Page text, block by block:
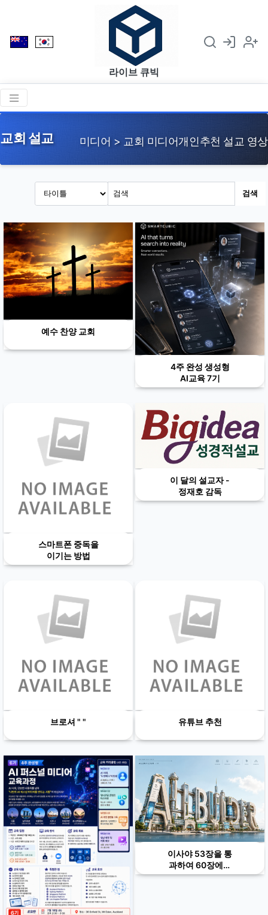
라이브 큐빅
교회 설교 미디어 > 교회 미디어개인추천 설교 영상
검색
예수 찬양 교회
4주 완성 생성형
AI교육 7기
스마트폰 중독을
이기는 방법
이 달의 설교자 -
정재호 감독
브로셔 " " 유튜브 추천
이사야 53장을 통
과하여 60장에서
하나님 나라를 만